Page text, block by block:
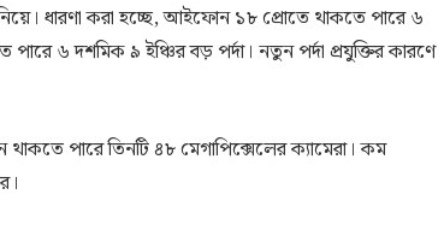
ধারণা করা হচ্ছে, আইফোন ১৮ প্রোতে থাকতে পারে ৬
৬ দশমিক ৯ ইঞ্চির বড় পর্দা। নতুন পর্দা প্রযুক্তির কারণে
পারে তিনটি ৪৮ মেগাপিক্সেলের ক্যামেরা। কম